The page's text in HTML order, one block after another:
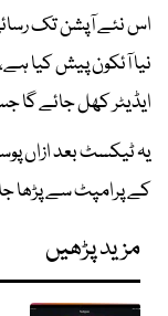
اس نئے آپشن تک
نیا آئکون پیش کیا
ایڈیٹر کھل جائے
یہ ٹیکسٹ بعد ازاں
کے پرامپٹ سے پڑھا
مزید پڑھیں